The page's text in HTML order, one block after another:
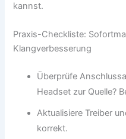
kannst.
Praxis-Checkliste:
Klangverbesserung
Überprüfe
Headset zur Quelle?
Aktualisiere Treiber
korrekt.